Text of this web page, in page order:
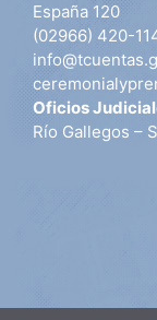
España 120
(02966) 420-
Oficios
Río Gallegos –